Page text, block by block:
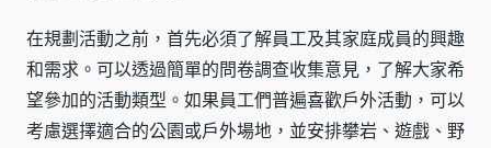
在規劃活動之前，首先必須了解員工及其家庭成員的興趣
和需求。可以透過簡單的問卷調查收集意見，了解大家希
望參加的活動類型。如果員工們普遍喜歡戶外活動，可以
考慮選擇適合的公園或戶外場地，並安排攀岩、遊戲、野